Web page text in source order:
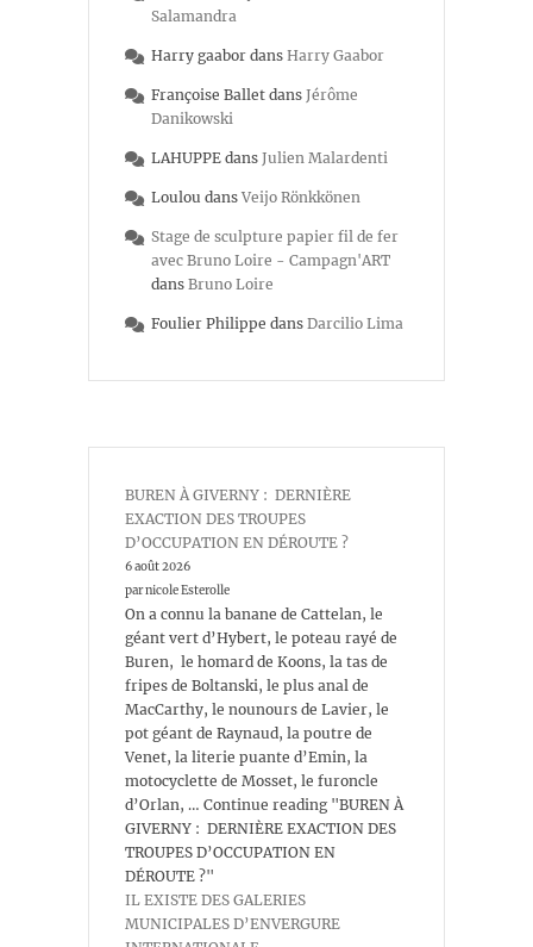
Salamandra
Harry gaabor dans Harry Gaabor
Françoise Ballet dans Jérôme
Danikowski
LAHUPPE dans Julien Malardenti
Loulou dans Veijo Rönkkönen
Stage de sculpture papier fil de fer
avec Bruno Loire - Campagn'ART
dans Bruno Loire
Foulier Philippe dans Darcilio Lima
BUREN À GIVERNY : DERNIÈRE
EXACTION DES TROUPES
D’OCCUPATION EN DÉROUTE ?
6 août 2026
par nicole Esterolle
On a connu la banane de Cattelan, le
géant vert d’Hybert, le poteau rayé de
Buren, le homard de Koons, la tas de
fripes de Boltanski, le plus anal de
MacCarthy, le nounours de Lavier, le
pot géant de Raynaud, la poutre de
Venet, la literie puante d’Emin, la
motocyclette de Mosset, le furoncle
d’Orlan, … Continue reading "BUREN À
GIVERNY : DERNIÈRE EXACTION DES
TROUPES D’OCCUPATION EN
DÉROUTE ?"
IL EXISTE DES GALERIES
MUNICIPALES D’ENVERGURE